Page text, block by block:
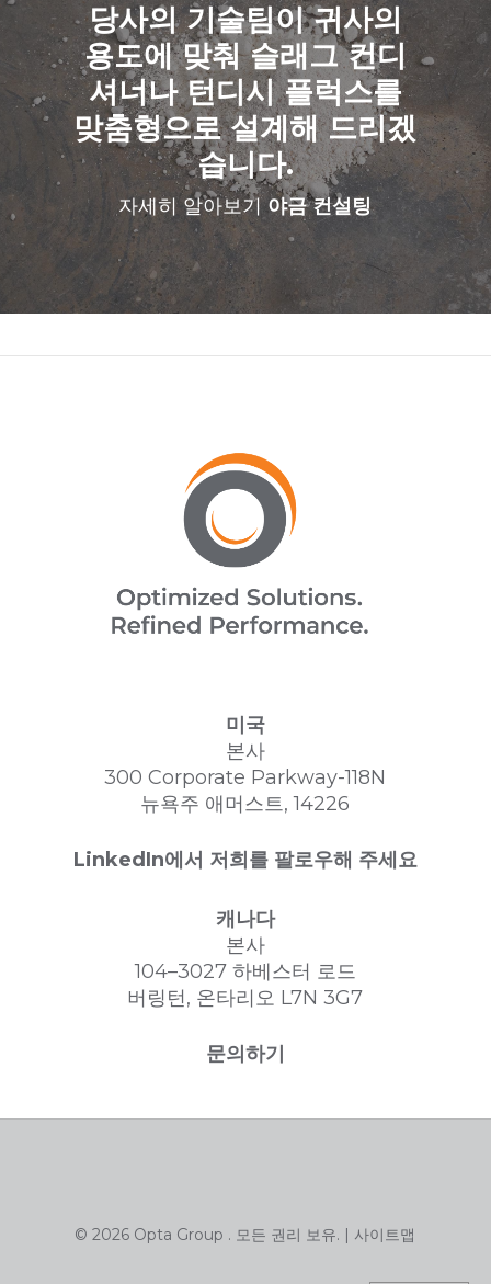
당사의 기술팀이 귀사의
용도에 맞춰 슬래그 컨디
셔너나 턴디시 플럭스를
맞춤형으로 설계해 드리겠
습니다.
자세히 알아보기야금 컨설팅
미국
본사
300 Corporate Parkway-118N
뉴욕주 애머스트, 14226
LinkedIn에서 저희를 팔로우해 주세요
캐나다
본사
104–3027 하베스터 로드
버링턴, 온타리오 L7N 3G7
문의하기
© 2026 Opta Group . 모든 권리 보유. | 사이트맵